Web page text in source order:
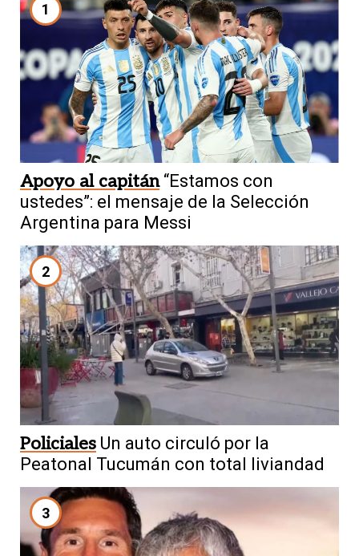
1
Apoyo al capitán “Estamos con
ustedes”: el mensaje de la Selección
Argentina para Messi
2
Policiales Un auto circuló por la
Peatonal Tucumán con total liviandad
3